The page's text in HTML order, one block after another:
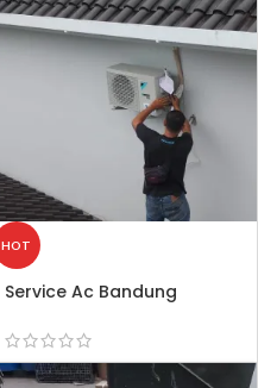
HOT
Service Ac Bandung